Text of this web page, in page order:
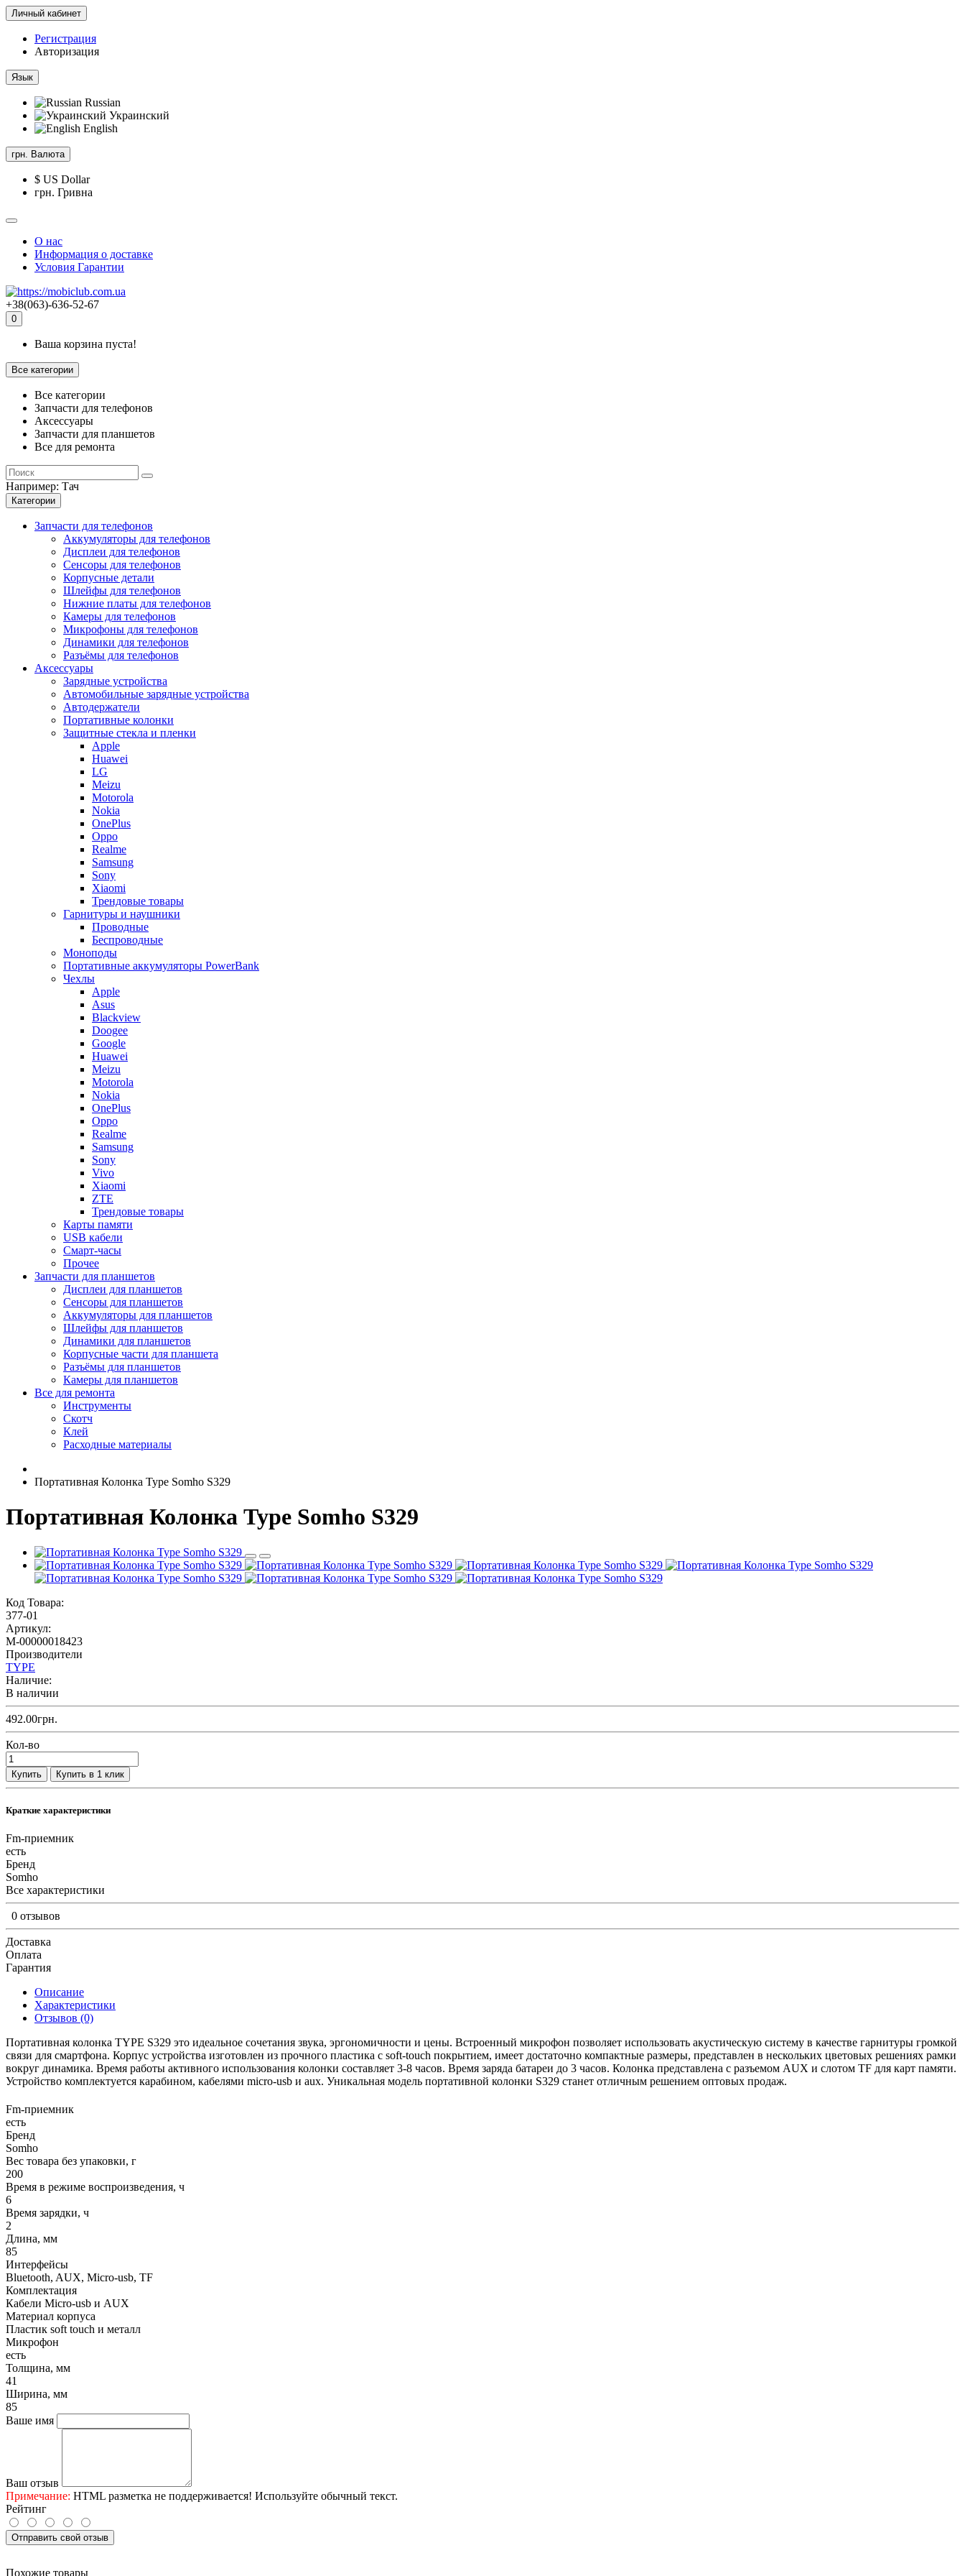
Личный кабинет
Регистрация
Авторизация
Язык
Russian
Украинский
English
грн. Валюта
$ US Dollar
грн. Гривна
О нас
Информация о доставке
Условия Гарантии
+38(063)-636-52-67
0
Ваша корзина пуста!
Все категории
Все категории
Запчасти для телефонов
Аксессуары
Запчасти для планшетов
Все для ремонта
Например: Тач
Категории
Запчасти для телефонов
Аккумуляторы для телефонов
Дисплеи для телефонов
Сенсоры для телефонов
Корпусные детали
Шлейфы для телефонов
Нижние платы для телефонов
Камеры для телефонов
Микрофоны для телефонов
Динамики для телефонов
Разъёмы для телефонов
Аксессуары
Зарядные устройства
Автомобильные зарядные устройства
Автодержатели
Портативные колонки
Защитные стекла и пленки
Apple
Huawei
LG
Meizu
Motorola
Nokia
OnePlus
Oppo
Realme
Samsung
Sony
Xiaomi
Трендовые товары
Гарнитуры и наушники
Проводные
Беспроводные
Моноподы
Портативные аккумуляторы PowerBank
Чехлы
Apple
Asus
Blackview
Doogee
Google
Huawei
Meizu
Motorola
Nokia
OnePlus
Oppo
Realme
Samsung
Sony
Vivo
Xiaomi
ZTE
Трендовые товары
Карты памяти
USB кабели
Смарт-часы
Прочее
Запчасти для планшетов
Дисплеи для планшетов
Сенсоры для планшетов
Аккумуляторы для планшетов
Шлейфы для планшетов
Динамики для планшетов
Корпусные части для планшета
Разъёмы для планшетов
Камеры для планшетов
Все для ремонта
Инструменты
Скотч
Клей
Расходные материалы
Портативная Колонка Type Somho S329
Портативная Колонка Type Somho S329
Код Товара:
377-01
Артикул:
M-00000018423
Производители
TYPE
Наличие:
В наличии
492.00грн.
Кол-во
Купить Купить в 1 клик
Краткие характеристики
Fm-приемник
есть
Бренд
Somho
Все характеристики
0 отзывов
Доставка
Оплата
Гарантия
Описание
Характеристики
Отзывов (0)
Портативная колонка TYPE S329 это идеальное сочетания звука, эргономичности и цены. Встроенный микрофон позволяет использовать акустическую систему в качестве гарнитуры громкой
связи для смартфона. Корпус устройства изготовлен из прочного пластика с soft-touch покрытием, имеет достаточно компактные размеры, представлен в нескольких цветовых решениях рамки
вокруг динамика. Время работы активного использования колонки составляет 3-8 часов. Время заряда батареи до 3 часов. Колонка представлена с разъемом AUX и слотом TF для карт памяти.
Устройство комплектуется карабином, кабелями micro-usb и aux. Уникальная модель портативной колонки S329 станет отличным решением оптовых продаж.
Fm-приемник
есть
Бренд
Somho
Вес товара без упаковки, г
200
Время в режиме воспроизведения, ч
6
Время зарядки, ч
2
Длина, мм
85
Интерфейсы
Bluetooth, AUX, Micro-usb, TF
Комплектация
Кабели Micro-usb и AUX
Материал корпуса
Пластик soft touch и металл
Микрофон
есть
Толщина, мм
41
Ширина, мм
85
Ваше имя
Ваш отзыв
Примечание: HTML разметка не поддерживается! Используйте обычный текст.
Рейтинг
Отправить свой отзыв
Похожие товары